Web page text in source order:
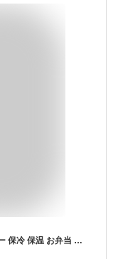
保冷バッグ ランチバッグ ポケモン スヌーピー 保冷 保温 お弁当 お弁当バッグ 星のカービィ トムとジェリー 大人 レディース キッズ 男の子 女の子 子供 女子 おしゃれ かわいい キャラクター スケーター KGA1